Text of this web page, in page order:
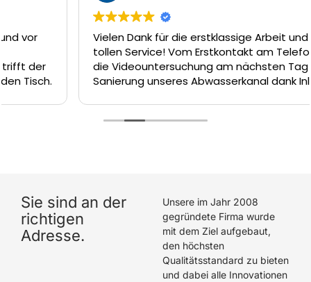
Vielen Dank für die erstklassige Arbeit und den
tollen Service! Vom Erstkontakt am Telefon, über
die Videountersuchung am nächsten Tag und die
Sanierung unseres Abwasserkanal dank Inliner-
Technik am Tag darauf hätte es nicht besser
hat eine hervorragende Arbeit geleistet. Wir können
Sie sind an der
richtigen
Adresse.
Unsere im Jahr 2008
gegründete Firma wurde
mit dem Ziel aufgebaut,
den höchsten
Qualitätsstandard zu bieten
und dabei alle Innovationen